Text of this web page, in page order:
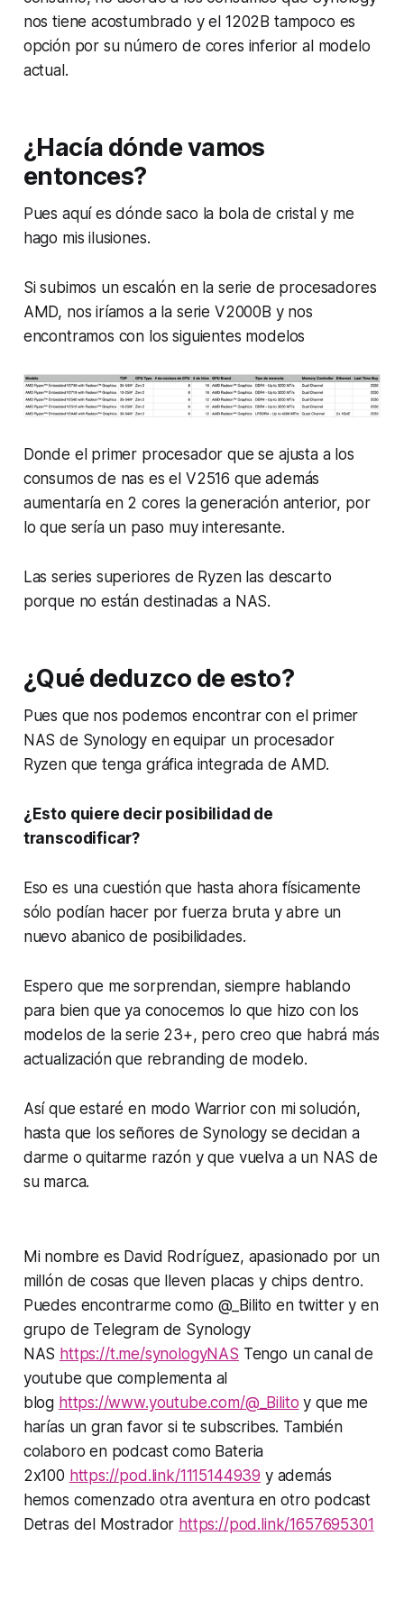
nos tiene acostumbrado y el 1202B tampoco es
opción por su número de cores inferior al modelo
actual.
¿Hacía dónde vamos
entonces?
Pues aquí es dónde saco la bola de cristal y me
hago mis ilusiones.
Si subimos un escalón en la serie de procesadores
AMD, nos iríamos a la serie V2000B y nos
encontramos con los siguientes modelos
Donde el primer procesador que se ajusta a los
consumos de nas es el V2516 que además
aumentaría en 2 cores la generación anterior, por
lo que sería un paso muy interesante.
Las series superiores de Ryzen las descarto
porque no están destinadas a NAS.
¿Qué deduzco de esto?
Pues que nos podemos encontrar con el primer
NAS de Synology en equipar un procesador
Ryzen que tenga gráfica integrada de AMD.
¿Esto quiere decir posibilidad de
transcodificar?
Eso es una cuestión que hasta ahora físicamente
sólo podían hacer por fuerza bruta y abre un
nuevo abanico de posibilidades.
Espero que me sorprendan, siempre hablando
para bien que ya conocemos lo que hizo con los
modelos de la serie 23+, pero creo que habrá más
actualización que rebranding de modelo.
Así que estaré en modo Warrior con mi solución,
hasta que los señores de Synology se decidan a
darme o quitarme razón y que vuelva a un NAS de
su marca.
Mi nombre es David Rodríguez, apasionado por un
millón de cosas que lleven placas y chips dentro.
Puedes encontrarme como @_Bilito en twitter y en
grupo de Telegram de Synology
NAS https://t.me/synologyNAS Tengo un canal de
youtube que complementa al
blog https://www.youtube.com/@_Bilito y que me
harías un gran favor si te subscribes. También
colaboro en podcast como Bateria
2x100 https://pod.link/1115144939 y además
hemos comenzado otra aventura en otro podcast
Detras del Mostrador https://pod.link/1657695301